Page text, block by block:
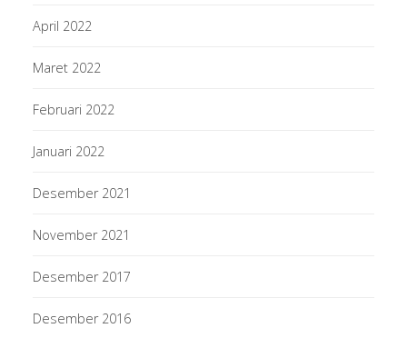
April 2022
Maret 2022
Februari 2022
Januari 2022
Desember 2021
November 2021
Desember 2017
Desember 2016